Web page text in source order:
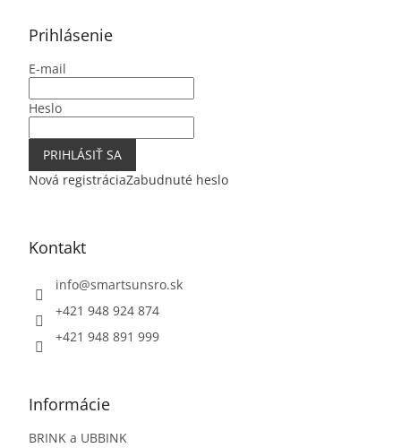
Prihlásenie
E-mail
Heslo
PRIHLÁSIŤ SA
Nová registráciaZabudnuté heslo
Kontakt
info@smartsunsro.sk
+421 948 924 874
+421 948 891 999
Informácie
BRINK a UBBINK